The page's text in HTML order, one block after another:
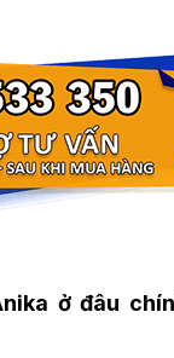
ở đâu